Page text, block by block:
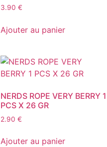
3.90 €
Ajouter au panier
NERDS ROPE VERY BERRY 1
PCS X 26 GR
2.90 €
Ajouter au panier